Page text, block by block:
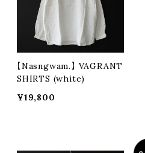
【Nasngwam.】 VAGRANT
SHIRTS (white)
¥19,800